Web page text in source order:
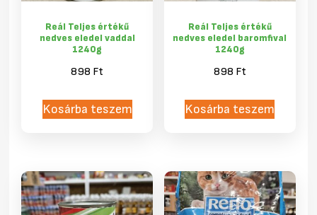
Reál Teljes értékű
nedves eledel vaddal
1240g
898 Ft
Kosárba teszem
Reál Teljes értékű
nedves eledel baromfival
1240g
898 Ft
Kosárba teszem